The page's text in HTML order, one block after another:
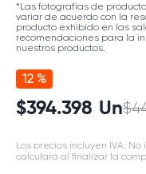
*Las fotografías de
variar de acuerdo con la
producto exhibido en las
recomendaciones para la
nuestros productos.
12 %
$394.398 Un$
Los precios incluyen IVA.
calculará al finalizar la